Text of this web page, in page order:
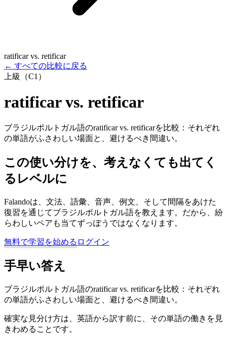
ratificar vs. retificar
← すべての比較に戻る
上級（C1）
ratificar vs. retificar
ブラジルポルトガル語のratificar vs. retificarを比較：それぞれ
の単語がふさわしい場面と、避けるべき間違い。
この使い分けを、考えなくても出てく
るレベルに
Falandoは、文法、語彙、音声、例文、そして間隔をあけた
復習を通じてブラジルポルトガル語を教えます。だから、紛
らわしいペアも当てずっぽうではなくなります。
無料で学習を始める ログイン
手早い答え
ブラジルポルトガル語のratificar vs. retificarを比較：それぞれ
の単語がふさわしい場面と、避けるべき間違い。
確実な見分け方は、英語から訳す前に、その単語の働きを見
きわめることです。